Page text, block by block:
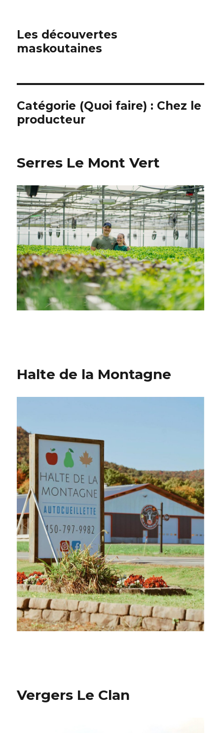
Les découvertes
maskoutaines
Catégorie (Quoi faire) : Chez le
producteur
Serres Le Mont Vert
Halte de la Montagne
Vergers Le Clan